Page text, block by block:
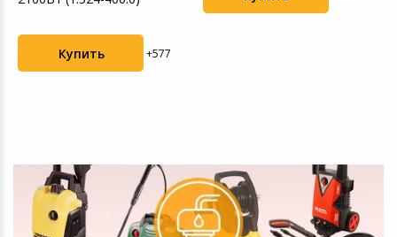
Купить +577